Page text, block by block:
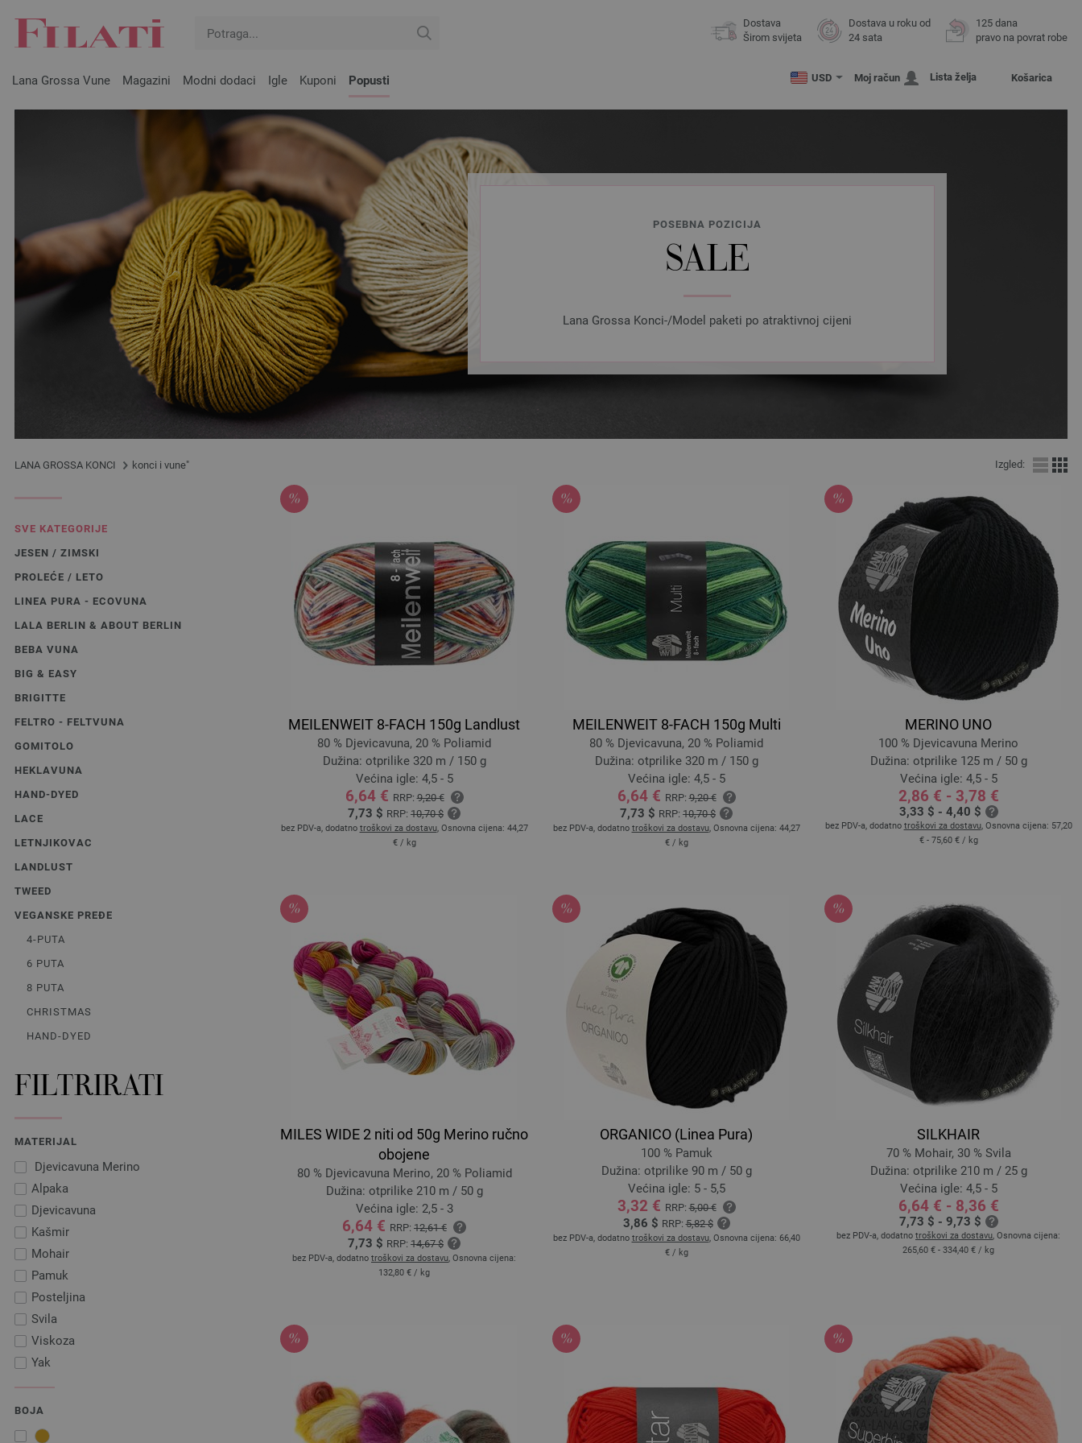
Dostava
Širom svijeta
Dostava u roku od
24 sata
125 dana
pravo na povrat robe
Lana Grossa Vune Magazini Modni dodaci Igle Kuponi Popusti USD Moj račun Lista želja Košarica
POSEBNA POZICIJA
SALE
Lana Grossa Konci-/Model paketi po atraktivnoj cijeni
LANA GROSSA KONCI konci i vune" Izgled:
SVE KATEGORIJE
JESEN / ZIMSKI
PROLEĆE / LETO
LINEA PURA - ECOVUNA
LALA BERLIN & ABOUT BERLIN
BEBA VUNA
BIG & EASY
BRIGITTE
FELTRO - FELTVUNA
GOMITOLO
HEKLAVUNA
HAND-DYED
LACE
LETNJIKOVAC
LANDLUST
TWEED
VEGANSKE PREĐE
4-PUTA
6 PUTA
8 PUTA
CHRISTMAS
HAND-DYED
FILTRIRATI
MATERIJAL
Djevicavuna Merino
Alpaka
Djevicavuna
Kašmir
Mohair
Pamuk
Posteljina
Svila
Viskoza
Yak
BOJA
MEILENWEIT 8-FACH 150g Landlust
80 % Djevicavuna, 20 % Poliamid
Dužina: otprilike 320 m / 150 g
Većina igle: 4,5 - 5
6,64 € RRP:9,20 €
7,73 $ RRP: 10,70 $
bez PDV-a, dodatno troškovi za dostavu, Osnovna cijena: 44,27
€ / kg
MEILENWEIT 8-FACH 150g Multi
80 % Djevicavuna, 20 % Poliamid
Dužina: otprilike 320 m / 150 g
Većina igle: 4,5 - 5
6,64 € RRP:9,20 €
7,73 $ RRP: 10,70 $
bez PDV-a, dodatno troškovi za dostavu, Osnovna cijena: 44,27
€ / kg
MERINO UNO
100 % Djevicavuna Merino
Dužina: otprilike 125 m / 50 g
Većina igle: 4,5 - 5
2,86 € - 3,78 €
3,33 $ - 4,40 $
bez PDV-a, dodatno troškovi za dostavu, Osnovna cijena: 57,20
€ - 75,60 € / kg
MILES WIDE 2 niti od 50g Merino ručno
obojene
80 % Djevicavuna Merino, 20 % Poliamid
Dužina: otprilike 210 m / 50 g
Većina igle: 2,5 - 3
6,64 € RRP: 12,61 €
7,73 $ RRP: 14,67 $
bez PDV-a, dodatno troškovi za dostavu, Osnovna cijena:
132,80 € / kg
ORGANICO (Linea Pura)
100 % Pamuk
Dužina: otprilike 90 m / 50 g
Većina igle: 5 - 5,5
3,32 € RRP:5,00 €
3,86 $ RRP:5,82 $
bez PDV-a, dodatno troškovi za dostavu, Osnovna cijena: 66,40
€ / kg
SILKHAIR
70 % Mohair, 30 % Svila
Dužina: otprilike 210 m / 25 g
Većina igle: 4,5 - 5
6,64 € - 8,36 €
7,73 $ - 9,73 $
bez PDV-a, dodatno troškovi za dostavu, Osnovna cijena:
265,60 € - 334,40 € / kg